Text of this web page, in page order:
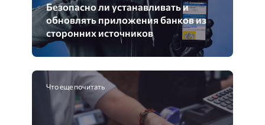
Безопасно ли устанавливать и
обновлять приложения банков из
сторонних источников
Что еще почитать